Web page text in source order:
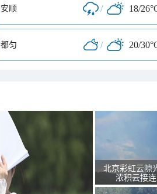
安顺 / 18/
都匀 / 20/
北京彩虹云隙
浓积云接